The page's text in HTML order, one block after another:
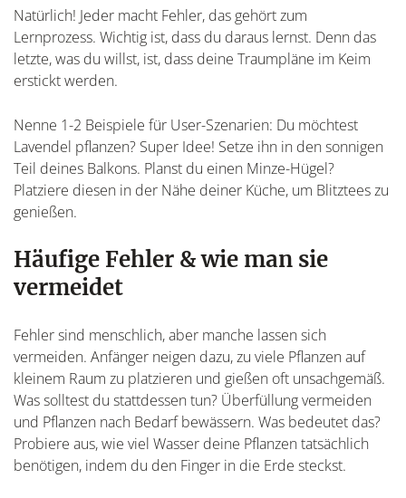
Natürlich! Jeder macht Fehler, das gehört zum
Lernprozess. Wichtig ist, dass du daraus lernst. Denn das
letzte, was du willst, ist, dass deine Traumpläne im Keim
erstickt werden.
Nenne 1-2 Beispiele für User-Szenarien: Du möchtest
Lavendel pflanzen? Super Idee! Setze ihn in den sonnigen
Teil deines Balkons. Planst du einen Minze-Hügel?
Platziere diesen in der Nähe deiner Küche, um Blitztees zu
genießen.
Häufige Fehler & wie man sie
vermeidet
Fehler sind menschlich, aber manche lassen sich
vermeiden. Anfänger neigen dazu, zu viele Pflanzen auf
kleinem Raum zu platzieren und gießen oft unsachgemäß.
Was solltest du stattdessen tun? Überfüllung vermeiden
und Pflanzen nach Bedarf bewässern. Was bedeutet das?
Probiere aus, wie viel Wasser deine Pflanzen tatsächlich
benötigen, indem du den Finger in die Erde steckst.